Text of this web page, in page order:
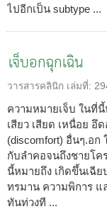
ไปอีกเป็น subtype ...
เจ็บอกฉุกเฉิน
วารสารคลินิก เล่มที่:
ความหมายเจ็บ ในที่
เสียว เสียด เหนื่อย อึ
(discomfort) อื่นๆ.อ
กับลำคอจนถึงชายโค
นี้หมายถึง เกิดขึ้นเฉี
ทรมาน ความพิการ แ
ทันท่วงที ...